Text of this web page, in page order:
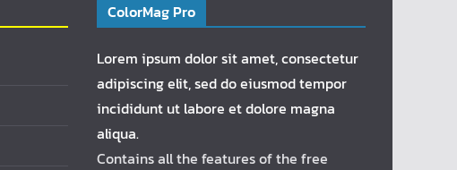
ColorMag Pro
Lorem ipsum dolor sit amet, consectetur
adipiscing elit, sed do eiusmod tempor
incididunt ut labore et dolore magna
aliqua.
Contains all the features of the free